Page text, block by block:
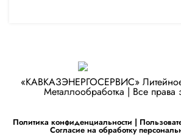
«КАВКАЗЭНЕРГОСЕРВИС» ​Литейное
Металлообработка | Все
Политика конфиденциальности |
Согласие на обработку